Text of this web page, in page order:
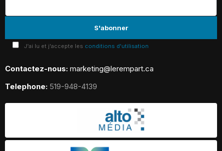
J'ai lu et j'accepte les conditions d'utilisation
Contactez-nous: marketing@lerempart.ca
Telephone: 519-948-4139